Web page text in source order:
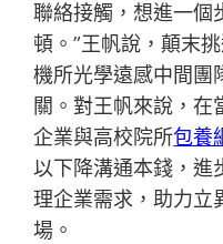
聯絡接觸，想進一個
頓。”王帆說，顛末
機所光學遠感中間團
關。對王帆來說，在
企業與高校院所包養
以下降溝通本錢，進
理企業需求，助力立
場。